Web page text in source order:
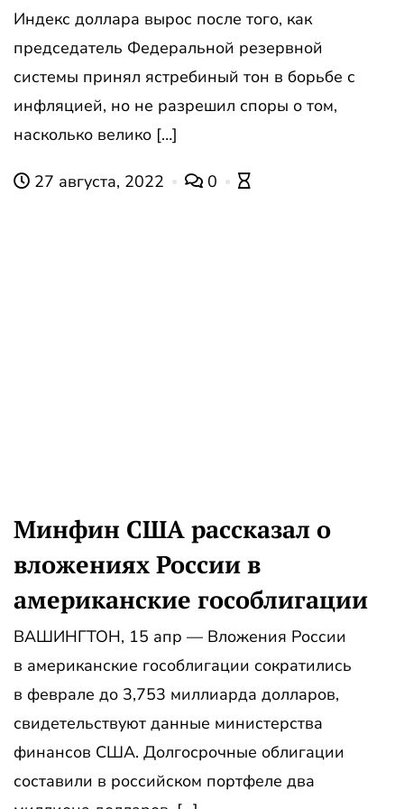
Индекс доллара вырос после того, как
председатель Федеральной резервной
системы принял ястребиный тон в борьбе с
инфляцией, но не разрешил споры о том,
насколько велико […]
27 августа, 2022 0
Минфин США рассказал о
вложениях России в
американские гособлигации
ВАШИНГТОН, 15 апр — Вложения России
в американские гособлигации сократились
в феврале до 3,753 миллиарда долларов,
свидетельствуют данные министерства
финансов США. Долгосрочные облигации
составили в российском портфеле два